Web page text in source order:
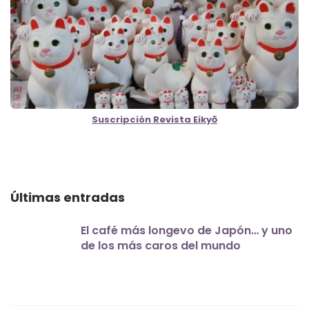
Suscripción Revista Eikyō
Últimas entradas
El café más longevo de Japón… y uno
de los más caros del mundo